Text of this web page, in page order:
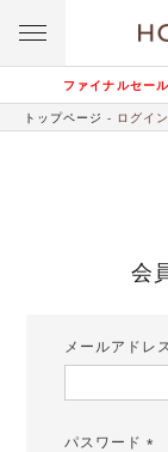
ファイナルセー
トップページ ログイン
会
メールアドレ
パスワード